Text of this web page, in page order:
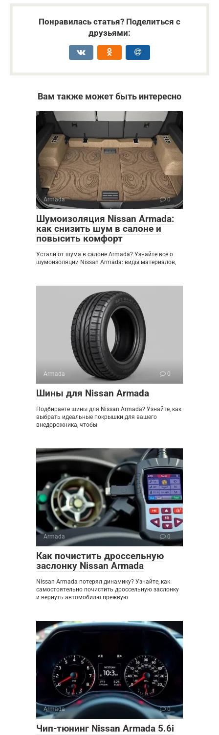
Понравилась статья? Поделиться с
друзьями:
Вам также может быть интересно
Armada 0
Шумоизоляция Nissan Armada:
как снизить шум в салоне и
повысить комфорт
Устали от шума в салоне Armada? Узнайте все о
шумоизоляции Nissan Armada: виды материалов,
Armada 0
Шины для Nissan Armada
Подбираете шины для Nissan Armada? Узнайте, как
выбрать идеальные покрышки для вашего
внедорожника, чтобы
Armada 0
Как почистить дроссельную
заслонку Nissan Armada
Nissan Armada потерял динамику? Узнайте, как
самостоятельно почистить дроссельную заслонку
и вернуть автомобилю прежвую
Armada 0
Чип-тюнинг Nissan Armada 5.6i